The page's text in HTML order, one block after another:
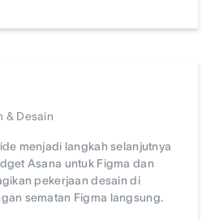
& Desain
menjadi langkah selanjutnya
Asana untuk Figma dan
pekerjaan desain di
sematan Figma langsung.